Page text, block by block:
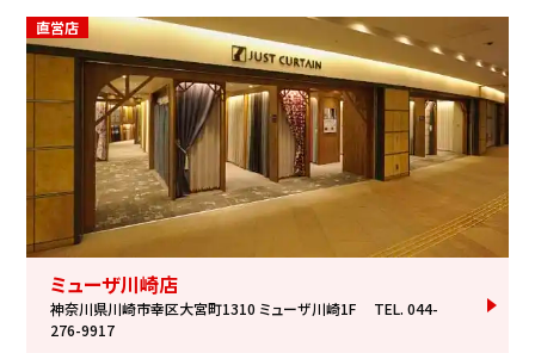
直営店
ミューザ川崎店
神奈川県川崎市幸区大宮町1310 ミューザ川崎1F
TEL. 044-
276-9917